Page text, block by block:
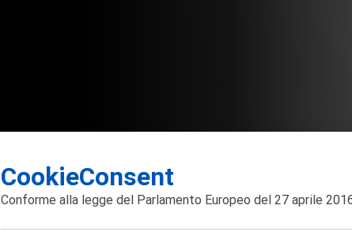
CookieConsent
Conforme alla legge del Parlamento Europeo del 27 aprile